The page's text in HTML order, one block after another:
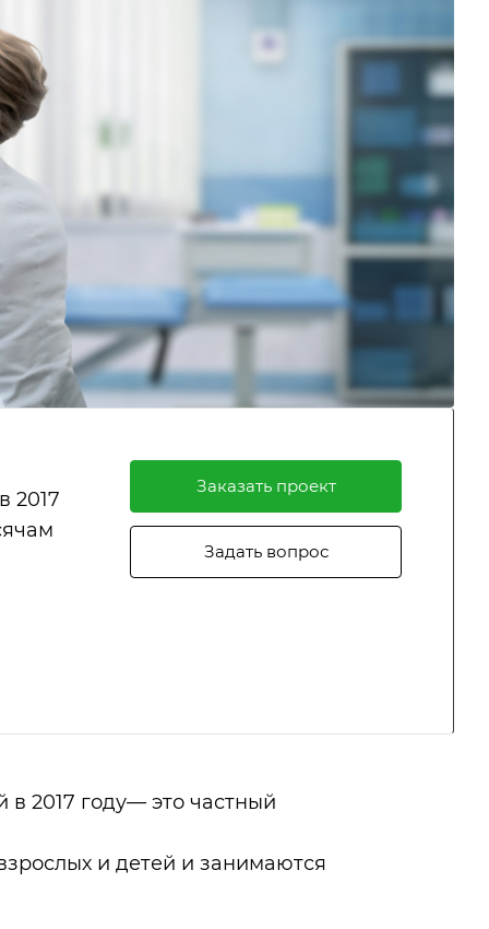
2017
Заказать проект
Задать вопрос
2017 году— это частный
и детей и занимаются